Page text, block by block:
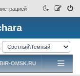
OMSK.RU